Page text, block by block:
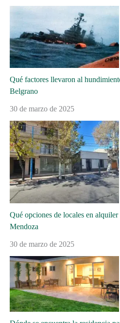
Qué factores llevaron al
Belgrano
30 de marzo de 2025
Qué opciones de locales en
Mendoza
30 de marzo de 2025